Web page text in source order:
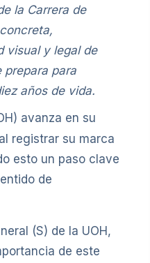
la Carrera de
visual y legal de
prepara para
años de vida.
avanza en su
registrar su marca
esto un paso clave
de
(S) de la UOH,
de este